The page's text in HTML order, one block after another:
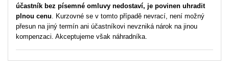
účastník bez písemné omluvy nedostaví, je povinen uhradit
plnou cenu . Kurzovné se v tomto případě nevrací, není možný
přesun na jiný termín ani účastníkovi nevzniká nárok na jinou
kompenzaci. Akceptujeme však náhradníka.